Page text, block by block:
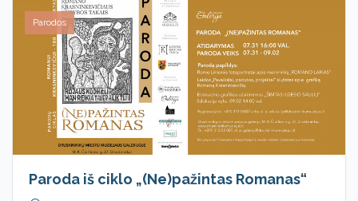
Parodos
Paroda iš ciklo „(Ne)pažintas Romanas“